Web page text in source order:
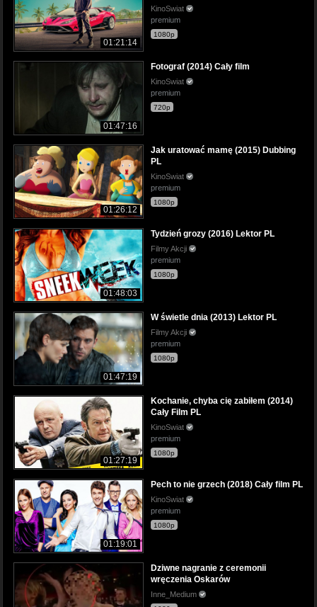
01:21:14
KinoSwiat
premium
1080p
01:47:16
Fotograf (2014) Cały film
KinoSwiat
premium
720p
01:26:12
Jak uratować mamę (2015) Dubbing
PL
KinoSwiat
premium
1080p
01:48:03
Tydzień grozy (2016) Lektor PL
Filmy Akcji
premium
1080p
01:47:19
W świetle dnia (2013) Lektor PL
Filmy Akcji
premium
1080p
01:27:19
Kochanie, chyba cię zabiłem (2014)
Cały Film PL
KinoSwiat
premium
1080p
01:19:01
Pech to nie grzech (2018) Cały film PL
KinoSwiat
premium
1080p
Dziwne nagranie z ceremonii
wręczenia Oskarów
Inne_Medium